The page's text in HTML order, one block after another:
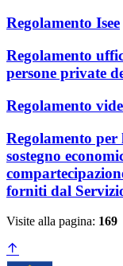
Regolamento Isee
Regolamento
persone private
Regolamento
Regolamento per
sostegno
forniti dal
Visite alla pagina: 169